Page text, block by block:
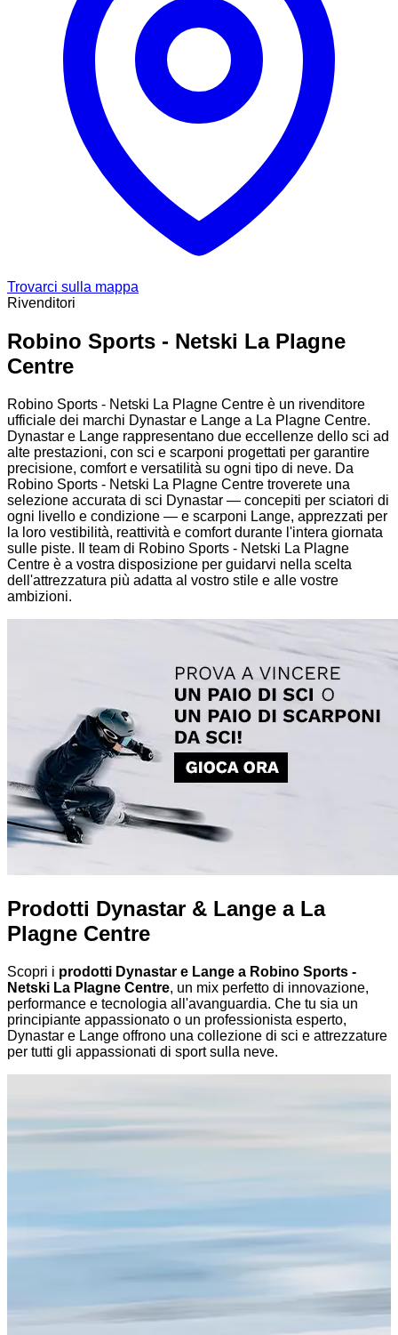
Trovarci sulla mappa
Rivenditori
Robino Sports - Netski La Plagne
Centre
Robino Sports - Netski La Plagne Centre è un rivenditore
ufficiale dei marchi Dynastar e Lange a La Plagne Centre.
Dynastar e Lange rappresentano due eccellenze dello sci ad
alte prestazioni, con sci e scarponi progettati per garantire
precisione, comfort e versatilità su ogni tipo di neve. Da
Robino Sports - Netski La Plagne Centre troverete una
selezione accurata di sci Dynastar — concepiti per sciatori di
ogni livello e condizione — e scarponi Lange, apprezzati per
la loro vestibilità, reattività e comfort durante l'intera giornata
sulle piste. Il team di Robino Sports - Netski La Plagne
Centre è a vostra disposizione per guidarvi nella scelta
dell'attrezzatura più adatta al vostro stile e alle vostre
ambizioni.
Prodotti Dynastar & Lange a La
Plagne Centre
Scopri i prodotti Dynastar e Lange a Robino Sports -
Netski La Plagne Centre, un mix perfetto di innovazione,
performance e tecnologia all'avanguardia. Che tu sia un
principiante appassionato o un professionista esperto,
Dynastar e Lange offrono una collezione di sci e attrezzature
per tutti gli appassionati di sport sulla neve.